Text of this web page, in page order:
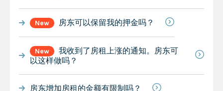
New 房东可以保留我的押金吗？
New
我收到了房租上涨的通知。房东可
以这样做吗？
房东增加房租的金额有限制吗？